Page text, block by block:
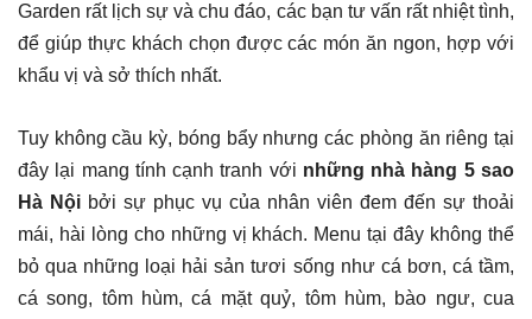
Garden rất lịch sự và chu đáo, các bạn tư vấn rất nhiệt tình,
để giúp thực khách chọn được các món ăn ngon, hợp với
khẩu vị và sở thích nhất.
Tuy không cầu kỳ, bóng bẩy nhưng các phòng ăn riêng tại
đây lại mang tính cạnh tranh với những nhà hàng 5 sao
Hà Nội bởi sự phục vụ của nhân viên đem đến sự thoải
mái, hài lòng cho những vị khách. Menu tại đây không thể
bỏ qua những loại hải sản tươi sống như cá bơn, cá tầm,
cá song, tôm hùm, cá mặt quỷ, tôm hùm, bào ngư, cua